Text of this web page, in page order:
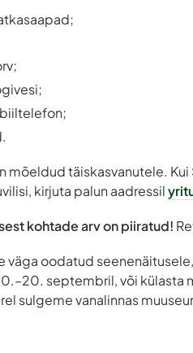
täiskasvanutele. Kui
kirjuta palun aadressil
kohtade arv on piiratud!
väga oodatud
septembril, või külasta
sulgeme vanalinnas